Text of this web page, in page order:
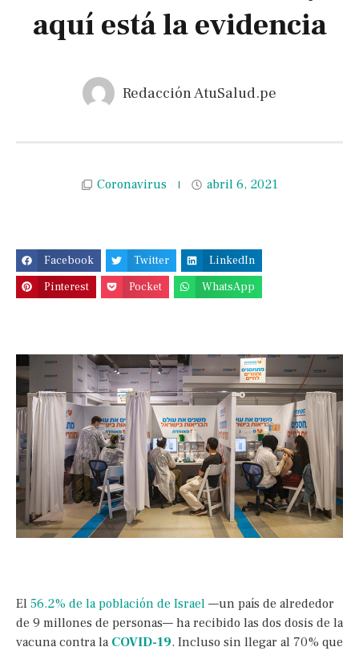
aquí está la evidencia
Redacción AtuSalud.pe
Coronavirus abril 6, 2021
Facebook Twitter
LinkedIn
Pinterest
Pocket WhatsApp
El 56.2% de la población de Israel —un país de alrededor
de 9 millones de personas— ha recibido las dos dosis de la
vacuna contra la COVID-19. Incluso sin llegar al 70% que